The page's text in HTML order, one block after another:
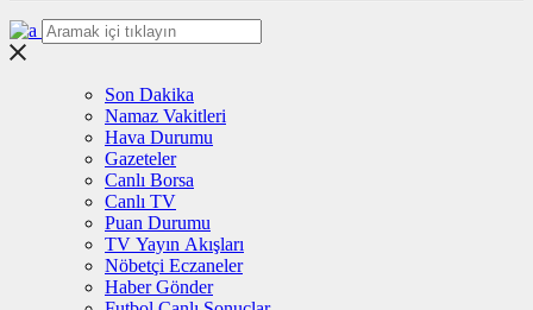
Son Dakika
Namaz Vakitleri
Hava Durumu
Gazeteler
Canlı Borsa
Canlı TV
Puan Durumu
TV Yayın Akışları
Nöbetçi Eczaneler
Haber Gönder